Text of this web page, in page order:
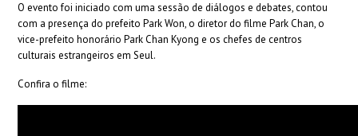
O evento foi iniciado com uma sessão de diálogos e debates, contou
com a presença do prefeito Park Won, o diretor do filme Park Chan, o
vice-prefeito honorário Park Chan Kyong e os chefes de centros
culturais estrangeiros em Seul.
Confira o filme: